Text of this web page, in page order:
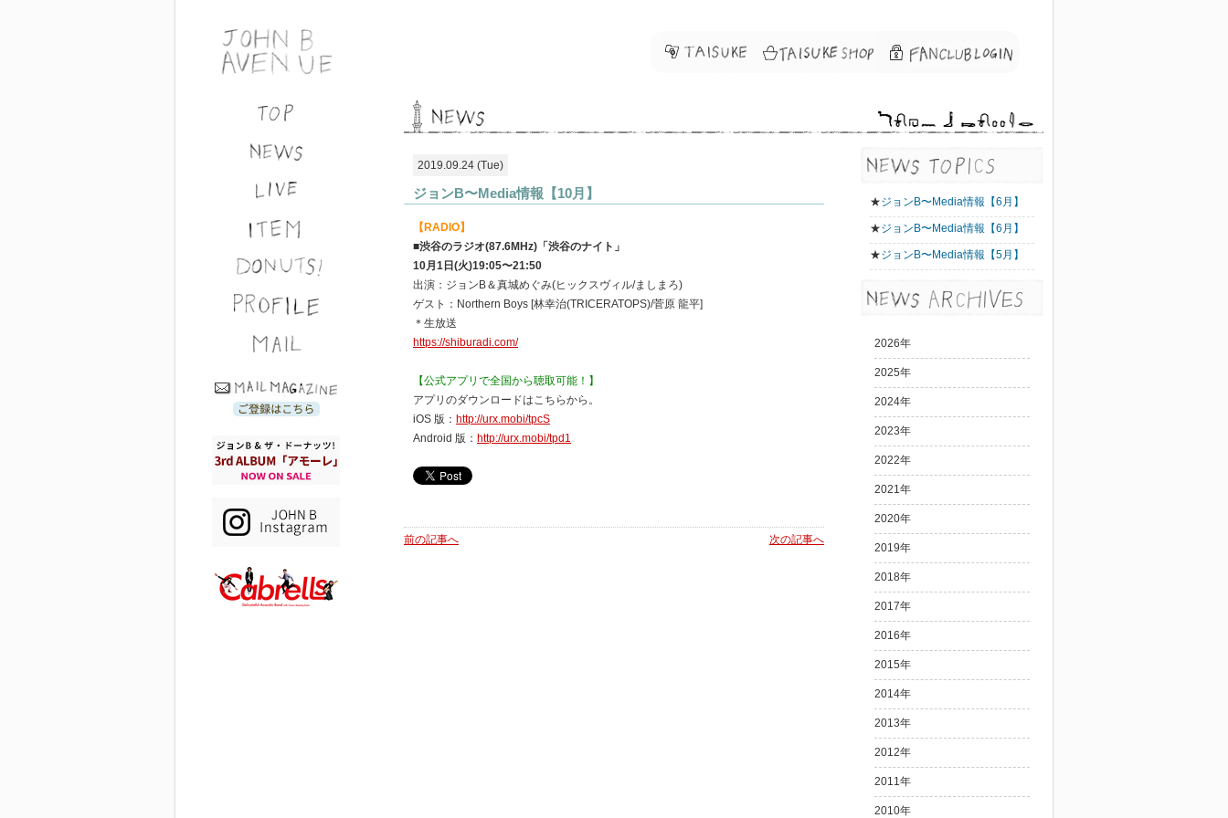
2019.09.24 (Tue)
ジョンB〜Media情報【10月】
【RADIO】
■渋谷のラジオ(87.6MHz)「渋谷のナイト」
10月1日(火)19:05〜21:50
出演：ジョンB＆真城めぐみ(ヒックスヴィル/ましまろ)
ゲスト：Northern Boys [林幸治(TRICERATOPS)/菅原 龍平]
＊生放送
https://shiburadi.com/
【公式アプリで全国から聴取可能！】
アプリのダウンロードはこちらから。
iOS 版： http://urx.mobi/tpcS
Android 版： http://urx.mobi/tpd1
前の記事へ 次の記事へ
★ジョンB〜Media情報【6月】
★ジョンB〜Media情報【6月】
★ジョンB〜Media情報【5月】
2026年
2025年
2024年
2023年
2022年
2021年
2020年
2019年
2018年
2017年
2016年
2015年
2014年
2013年
2012年
2011年
2010年